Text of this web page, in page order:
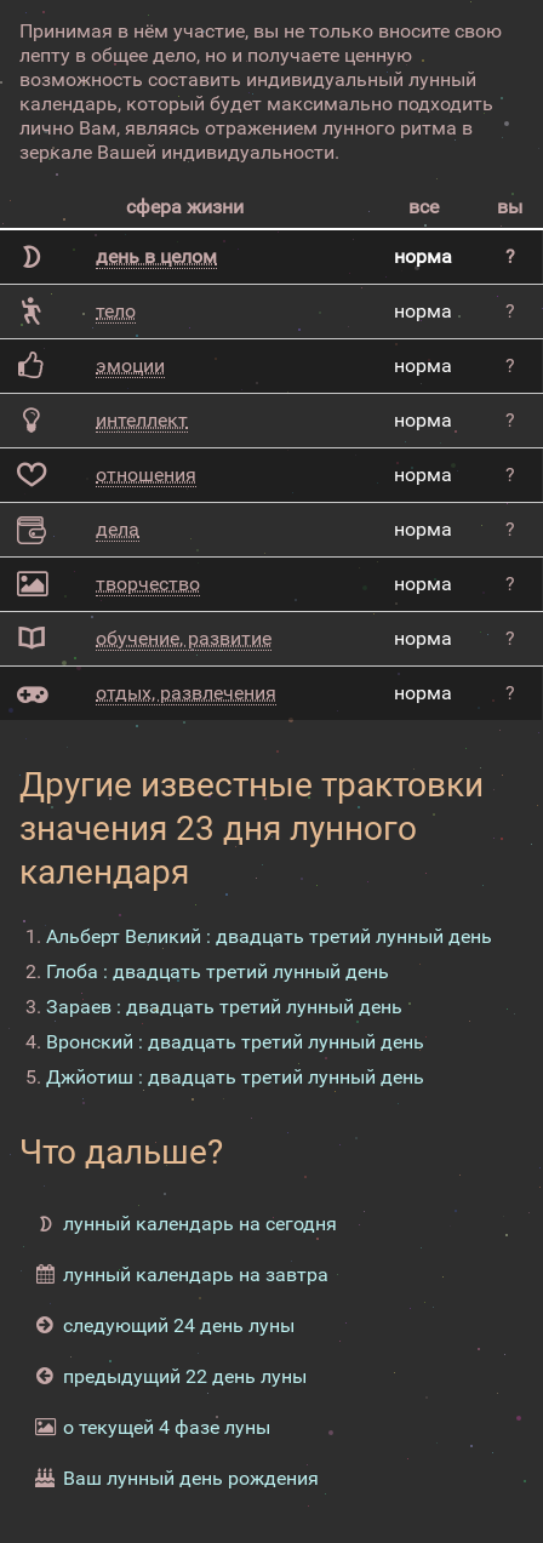
Принимая в нём участие, вы не только вносите свою
лепту в общее дело, но и получаете ценную
возможность составить индивидуальный лунный
календарь, который будет максимально подходить
лично Вам, являясь отражением лунного ритма в
зеркале Вашей индивидуальности.
сфера жизни все вы
день в целом норма ?
тело норма ?
эмоции норма ?
интеллект норма ?
отношения норма ?
дела норма ?
творчество норма ?
обучение, развитие норма ?
отдых, развлечения норма ?
Другие известные трактовки
значения 23 дня лунного
календаря
Альберт Великий : двадцать третий лунный день
Глоба : двадцать третий лунный день
Зараев : двадцать третий лунный день
Вронский : двадцать третий лунный день
Джйотиш : двадцать третий лунный день
Что дальше?
лунный календарь на сегодня
лунный календарь на завтра
следующий 24 день луны
предыдущий 22 день луны
о текущей 4 фазе луны
Ваш лунный день рождения